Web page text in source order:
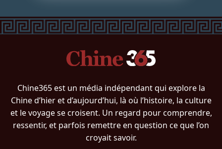
Chine365 est un média indépendant qui explore la
Chine d’hier et d’aujourd’hui, là où l’histoire, la culture
et le voyage se croisent. Un regard pour comprendre,
ressentir, et parfois remettre en question ce que l’on
croyait savoir.